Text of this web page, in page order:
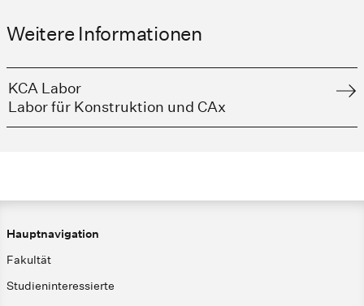
Weitere Informationen
KCA Labor
Labor für Konstruktion und CAx
Hauptnavigation
Fakultät
Studieninteressierte